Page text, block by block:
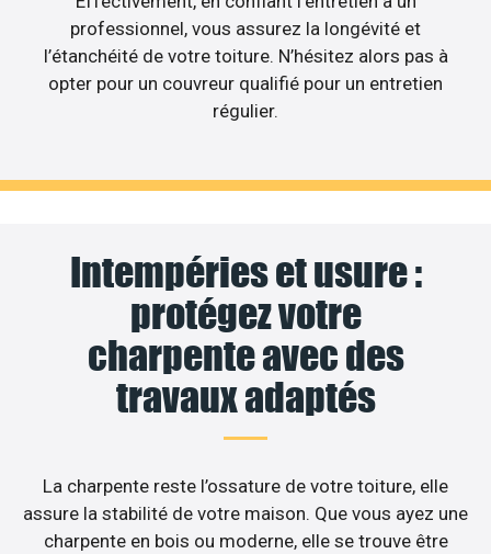
professionnel, vous assurez la longévité et
l’étanchéité de votre toiture. N’hésitez alors pas à
opter pour un couvreur qualifié pour un entretien
régulier.
Intempéries et usure :
protégez votre
charpente avec des
travaux adaptés
La charpente reste l’ossature de votre toiture, elle
assure la stabilité de votre maison. Que vous ayez une
charpente en bois ou moderne, elle se trouve être